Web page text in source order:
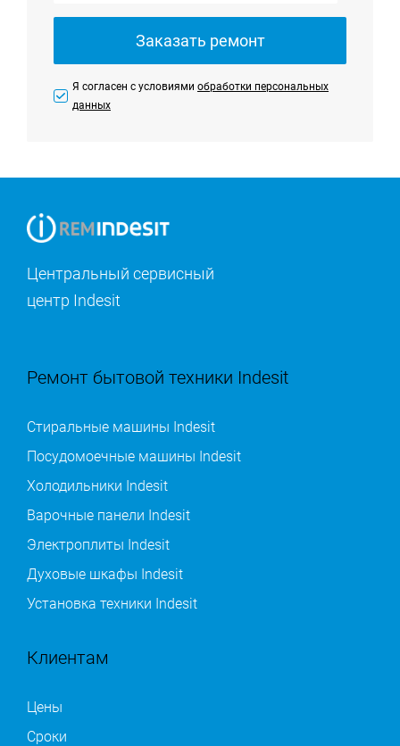
Заказать ремонт
Я согласен с условиями обработки персональных
данных
Центральный сервисный
центр Indesit
Ремонт бытовой техники Indesit
Стиральные машины Indesit
Посудомоечные машины Indesit
Холодильники Indesit
Варочные панели Indesit
Электроплиты Indesit
Духовые шкафы Indesit
Установка техники Indesit
Клиентам
Цены
Сроки